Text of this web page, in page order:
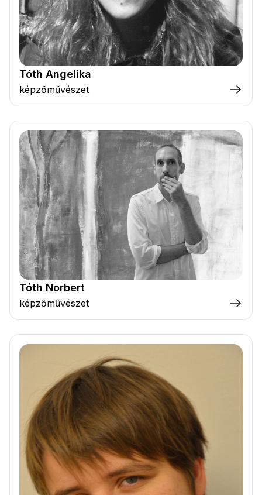
Tóth Angelika
képzőművészet
Tóth Norbert
képzőművészet